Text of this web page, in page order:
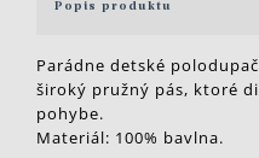
Popis produktu
Parádne detské
široký pružný pás, ktoré
pohybe.
Materiál: 100% bavlna.